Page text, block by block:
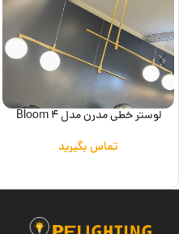
لوستر خطی مدرن مدل 4 Bloom
تماس بگیرید